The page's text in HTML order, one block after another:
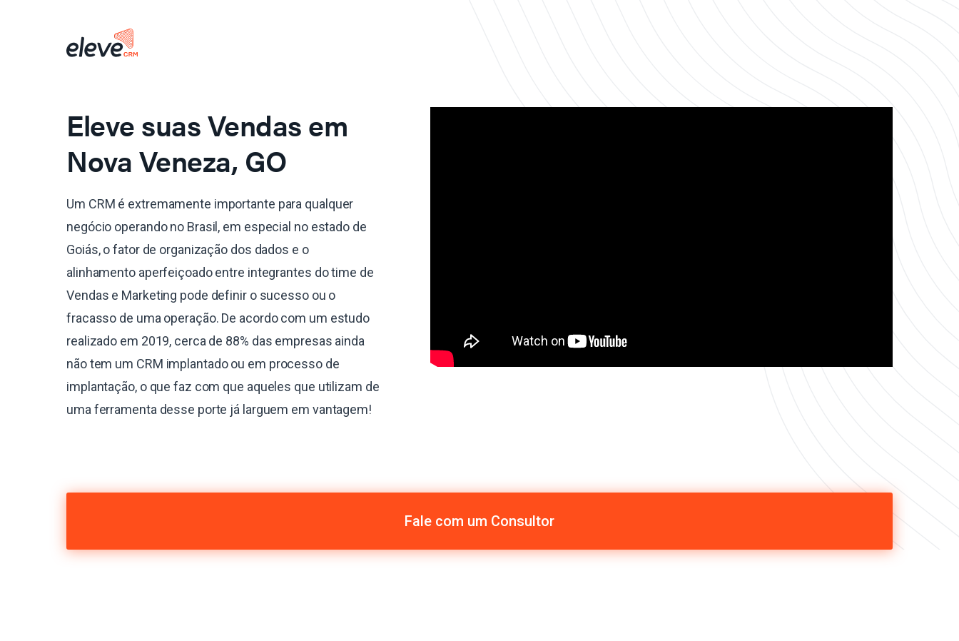
Eleve suas Vendas em
Nova Veneza, GO
Um CRM é extremamente importante para qualquer
negócio operando no Brasil, em especial no estado de
Goiás, o fator de organização dos dados e o
alinhamento aperfeiçoado entre integrantes do time de
Vendas e Marketing pode definir o sucesso ou o
fracasso de uma operação. De acordo com um estudo
realizado em 2019, cerca de 88% das empresas ainda
não tem um CRM implantado ou em processo de
implantação, o que faz com que aqueles que utilizam de
uma ferramenta desse porte já larguem em vantagem!
Fale com um Consultor